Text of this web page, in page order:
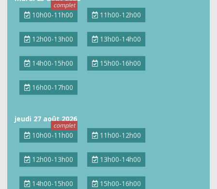
10h00-11h00
11h00-12h00
12h00-13h00 13h00-14h00
14h00-15h00 15h00-16h00
16h00-17h00
jeudi 27 août 2026
10h00-11h00
11h00-12h00
12h00-13h00 13h00-14h00
14h00-15h00 15h00-16h00